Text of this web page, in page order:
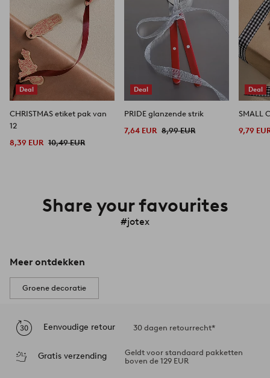
Deal
CHRISTMAS etiket pak van
12
8,39 EUR 10,49 EUR
Deal
PRIDE glanzende strik
7,64 EUR 8,99 EUR
Deal
9,79
Share your favourites
#jotex
Meer ontdekken
Groene decoratie
Eenvoudige retour 30 dagen retourrecht*
Gratis verzending
Geldt voor standaard pakketten
boven de 129 EUR